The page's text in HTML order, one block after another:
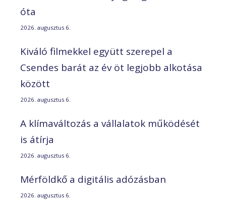
óta
2026. augusztus 6.
Kiváló filmekkel együtt szerepel a
Csendes barát az év öt legjobb alkotása
között
2026. augusztus 6.
A klímaváltozás a vállalatok működését
is átírja
2026. augusztus 6.
Mérföldkő a digitális adózásban
2026. augusztus 6.